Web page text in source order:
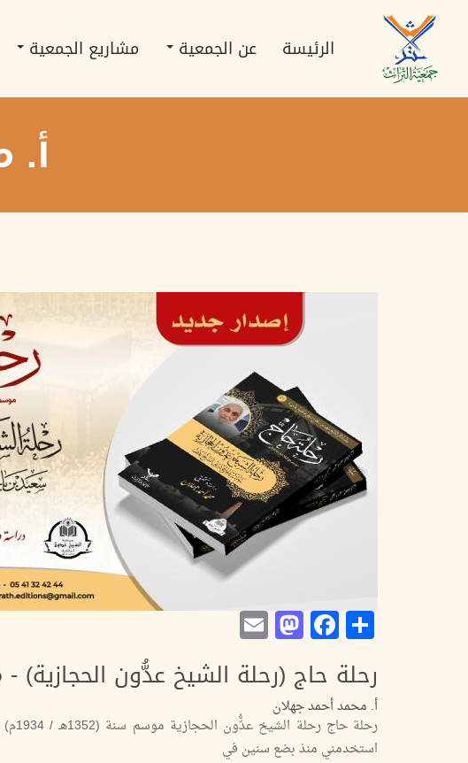
الرئيسي navigation
الرئيسة عن الجمعية مشاريع الجمعية
أ.
Share
Facebook
Mastodon
Email
رحلة حاج (رحلة الشيخ عدُّون الحجازية) - موسم حج
أ. محمد أحمد جهلان
استخدمني منذ بضع سنين في